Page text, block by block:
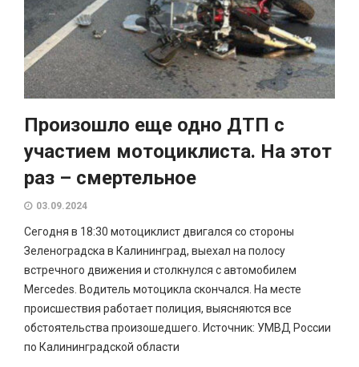
Произошло еще одно ДТП с
участием мотоциклиста. На этот
раз – смертельное
03.09.2024
Сегодня в 18:30 мотоциклист двигался со стороны
Зеленоградска в Калининград, выехал на полосу
встречного движения и столкнулся с автомобилем
Mercedes. Водитель мотоцикла скончался. На месте
происшествия работает полиция, выясняются все
обстоятельства произошедшего. Источник: УМВД России
по Калининградской области